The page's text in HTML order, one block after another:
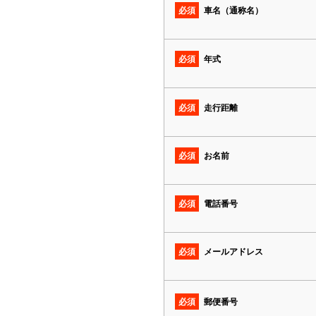
必須 車名（通称名）
必須 年式
必須 走行距離
必須 お名前
必須 電話番号
必須 メールアドレス
必須 郵便番号